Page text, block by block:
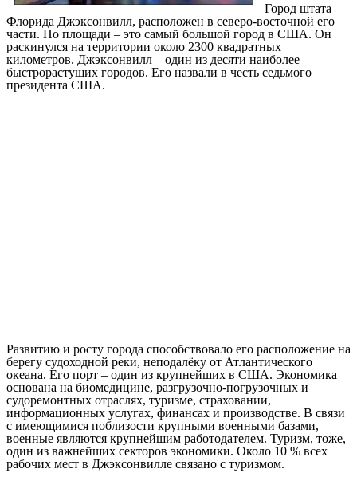
Город штата
Флорида Джэксонвилл, расположен в северо-восточной его
части. По площади – это самый большой город в США. Он
раскинулся на территории около 2300 квадратных
километров. Джэксонвилл – один из десяти наиболее
быстрорастущих городов. Его назвали в честь седьмого
президента США.
Развитию и росту города способствовало его расположение на
берегу судоходной реки, неподалёку от Атлантического
океана. Его порт – один из крупнейших в США. Экономика
основана на биомедицине, разгрузочно-погрузочных и
судоремонтных отраслях, туризме, страховании,
информационных услугах, финансах и производстве. В связи
с имеющимися поблизости крупными военными базами,
военные являются крупнейшим работодателем. Туризм, тоже,
один из важнейших секторов экономики. Около 10 % всех
рабочих мест в Джэксонвилле связано с туризмом.